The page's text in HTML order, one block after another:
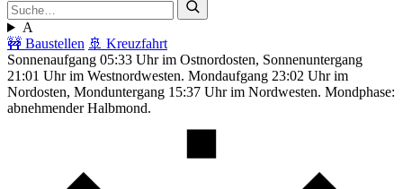
A
🚧 Baustellen 🚢 Kreuzfahrt
Sonnenaufgang 05:33 Uhr im Ostnordosten, Sonnenuntergang
21:01 Uhr im Westnordwesten. Mondaufgang 23:02 Uhr im
Nordosten, Monduntergang 15:37 Uhr im Nordwesten. Mondphase:
abnehmender Halbmond.